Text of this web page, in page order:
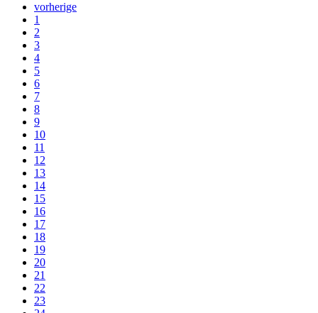
vorherige
1
2
3
4
5
6
7
8
9
10
11
12
13
14
15
16
17
18
19
20
21
22
23